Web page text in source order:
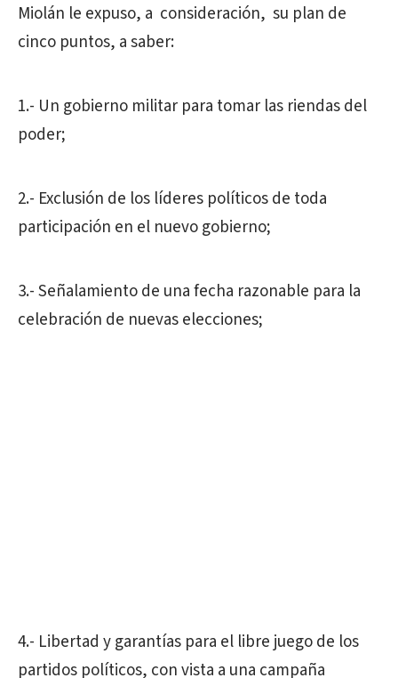
Miolán le expuso, a consideración, su plan de
cinco puntos, a saber:
1.- Un gobierno militar para tomar las riendas del
poder;
2.- Exclusión de los líderes políticos de toda
participación en el nuevo gobierno;
3.- Señalamiento de una fecha razonable para la
celebración de nuevas elecciones;
4.- Libertad y garantías para el libre juego de los
partidos políticos, con vista a una campaña